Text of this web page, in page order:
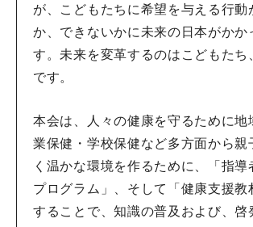
が、こどもたちに希望を与える行動
か、できないかに未来の日本がかか
す。未来を変革するのはこどもたち
です。
本会は、人々の健康を守るために地
業保健・学校保健など多方面から親
く温かな環境を作るために、「指導
プログラム」、そして「健康支援教
することで、知識の普及および、啓